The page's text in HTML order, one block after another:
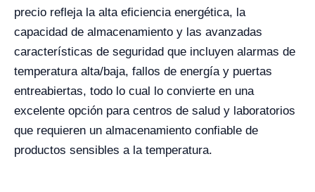
precio refleja la alta eficiencia energética, la
capacidad de almacenamiento y las avanzadas
características de seguridad que incluyen alarmas de
temperatura alta/baja, fallos de energía y puertas
entreabiertas, todo lo cual lo convierte en una
excelente opción para centros de salud y laboratorios
que requieren un almacenamiento confiable de
productos sensibles a la temperatura.